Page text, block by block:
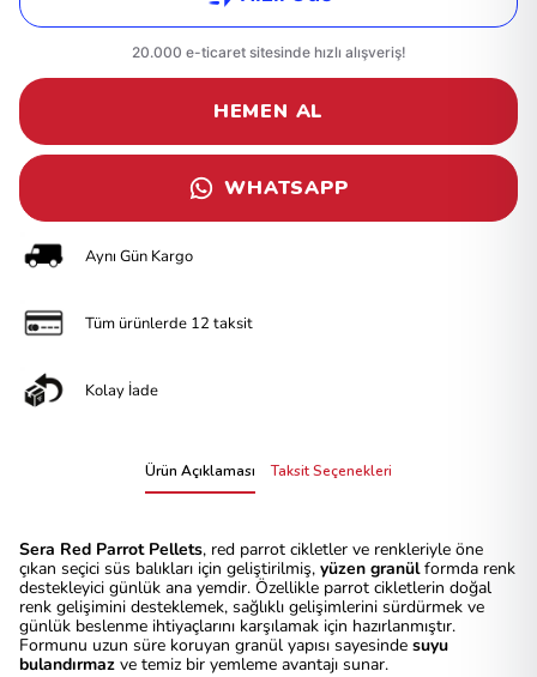
HEMEN AL
WHATSAPP
Aynı Gün Kargo
Tüm ürünlerde 12 taksit
Kolay İade
Ürün Açıklaması Taksit Seçenekleri
Sera Red Parrot Pellets, red parrot cikletler ve renkleriyle öne
çıkan seçici süs balıkları için geliştirilmiş, yüzen granülformda renk
destekleyici günlük ana yemdir. Özellikle parrot cikletlerin doğal
renk gelişimini desteklemek, sağlıklı gelişimlerini sürdürmek ve
günlük beslenme ihtiyaçlarını karşılamak için hazırlanmıştır.
Formunu uzun süre koruyan granül yapısı sayesinde suyu
bulandırmaz ve temiz bir yemleme avantajı sunar.